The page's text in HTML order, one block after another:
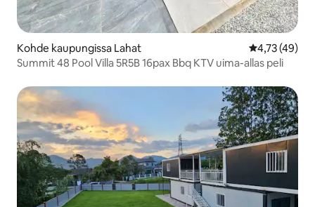
Kohde kaupungissa Lahat
4,73 (49)
Summit 48 Pool Villa 5R5B 16pax Bbq KTV uima-allas peli